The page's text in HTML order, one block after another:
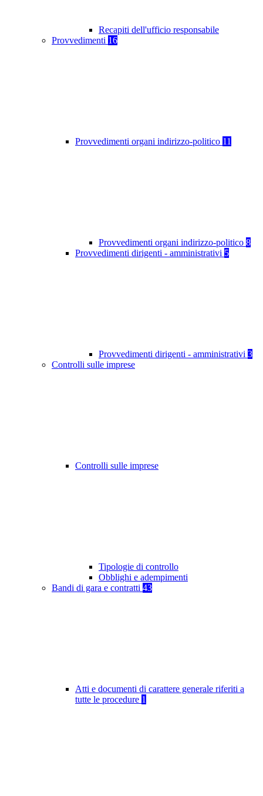
Recapiti dell'ufficio responsabile
Provvedimenti 16
Provvedimenti organi indirizzo-politico 11
Provvedimenti organi indirizzo-politico 8
Provvedimenti dirigenti - amministrativi 5
Provvedimenti dirigenti - amministrativi 3
Controlli sulle imprese
Controlli sulle imprese
Tipologie di controllo
Obblighi e adempimenti
Bandi di gara e contratti 43
Atti e documenti di carattere generale riferiti a
tutte le procedure 1